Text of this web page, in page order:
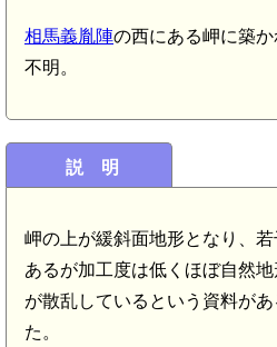
相馬義胤陣の西にある岬に築
不明。
説 明
岬の上が緩斜面地形となり、
あるが加工度は低くほぼ自然
が散乱しているという資料が
た。